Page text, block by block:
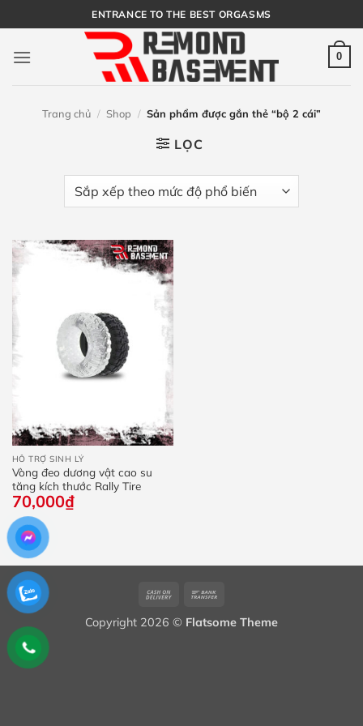
qua
nội
ENTRANCE TO THE BEST ORGASMS
0
Trang chủ / Shop / Sản phẩm được gắn thẻ “bộ 2 cái”
LỌC
HỖ TRỢ SINH LÝ
Vòng đeo dương vật cao su
tăng kích thước Rally Tire
70,000₫
Cash
Delivery
Copyright 2026 © Flatsome Theme